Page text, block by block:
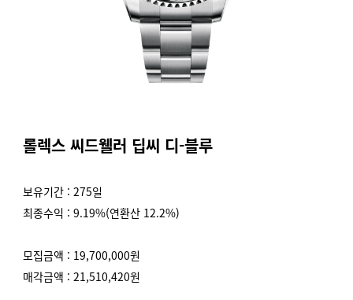
롤렉스 씨드웰러 딥씨 디-블루
보유기간 : 275일
최종수익 : 9.19%(연환산 12.2%)
모집금액 : 19,700,000원
매각금액 : 21,510,420원